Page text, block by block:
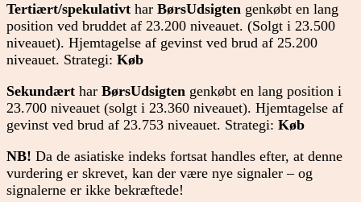
Tertiært/spekulativt har BørsUdsigten genkøbt en lang
position ved bruddet af 23.200 niveauet. (Solgt i 23.500
niveauet). Hjemtagelse af gevinst ved brud af 25.200
niveauet. Strategi: Køb
Sekundært har BørsUdsigten genkøbt en lang position i
23.700 niveauet (solgt i 23.360 niveauet). Hjemtagelse af
gevinst ved brud af 23.753 niveauet. Strategi: Køb
NB! Da de asiatiske indeks fortsat handles efter, at denne
vurdering er skrevet, kan der være nye signaler – og
signalerne er ikke bekræftede!